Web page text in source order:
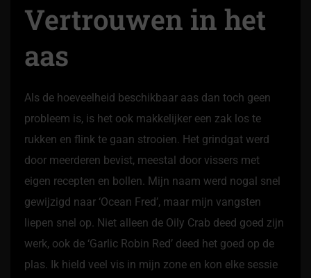
Vertrouwen in het
aas
Als de hoeveelheid beschikbaar aas dan toch geen
probleem is, is het ook makkelijker een zak los te
rukken en flink te gaan strooien. Het grindgat werd
door meerderen bevist, meestal door vissers met
eigen recepten en bollen. Mijn naam werd nogal snel
gewijzigd naar ‘Ocean Fred’, maar mijn vangsten
liepen snel op. Niet alleen de Oily Crab deed goed zijn
werk, ook de ‘Garlic Robin Red’ deed het goed op de
plas. Ik hield veel vis in mijn zone en kon elke sessie